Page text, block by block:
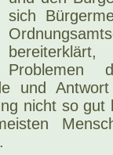
sich
Problemen
und
nicht so